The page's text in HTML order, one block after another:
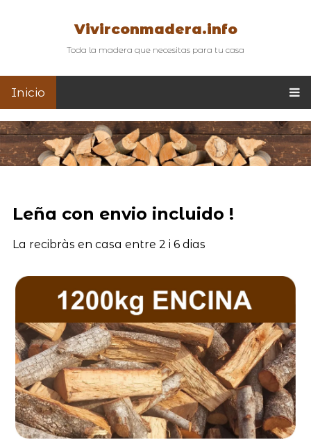
Vivirconmadera.info
Toda la madera que necesitas para tu casa
Inicio
Leña con envio incluido !
La recibràs en casa entre 2 i 6 dias